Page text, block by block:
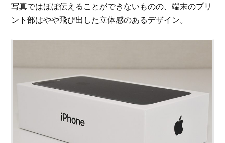
写真ではほぼ伝えることができないものの、端末のプリ
ント部はやや飛び出した立体感のあるデザイン。